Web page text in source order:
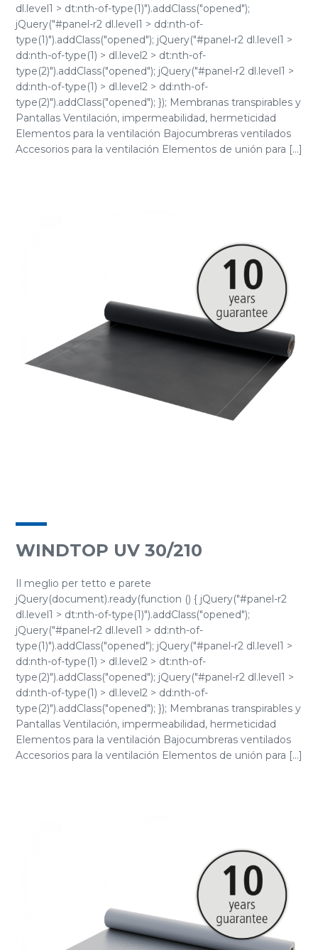
dl.level1 > dt:nth-of-type(1)").addClass("opened");
jQuery("#panel-r2 dl.level1 > dd:nth-of-
type(1)").addClass("opened"); jQuery("#panel-r2 dl.level1 >
dd:nth-of-type(1) > dl.level2 > dt:nth-of-
type(2)").addClass("opened"); jQuery("#panel-r2 dl.level1 >
dd:nth-of-type(1) > dl.level2 > dd:nth-of-
type(2)").addClass("opened"); }); Membranas transpirables y
Pantallas Ventilación, impermeabilidad, hermeticidad
Elementos para la ventilación Bajocumbreras ventilados
Accesorios para la ventilación Elementos de unión para [...]
WINDTOP UV 30/210
Il meglio per tetto e parete
jQuery(document).ready(function () { jQuery("#panel-r2
dl.level1 > dt:nth-of-type(1)").addClass("opened");
jQuery("#panel-r2 dl.level1 > dd:nth-of-
type(1)").addClass("opened"); jQuery("#panel-r2 dl.level1 >
dd:nth-of-type(1) > dl.level2 > dt:nth-of-
type(2)").addClass("opened"); jQuery("#panel-r2 dl.level1 >
dd:nth-of-type(1) > dl.level2 > dd:nth-of-
type(2)").addClass("opened"); }); Membranas transpirables y
Pantallas Ventilación, impermeabilidad, hermeticidad
Elementos para la ventilación Bajocumbreras ventilados
Accesorios para la ventilación Elementos de unión para [...]